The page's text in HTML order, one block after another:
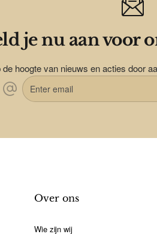
je nu aan voor
de hoogte van nieuws en acties door
Enter
email
Over ons
Wie zijn wij